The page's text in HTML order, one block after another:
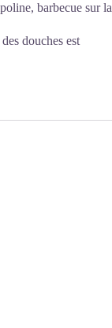
barbecue sur la
douches est